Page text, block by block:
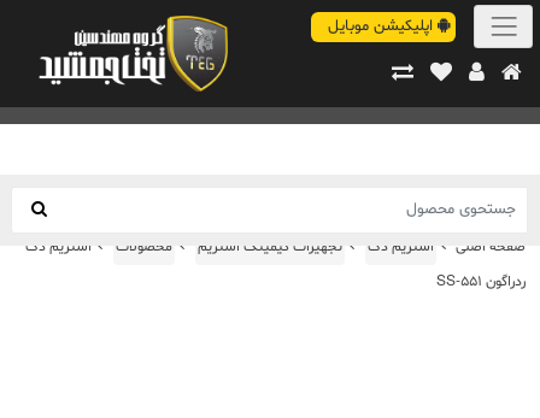
اپلیکیشن موبایل
صفحه اصلی محصولات تجهیزات گیمینگ استریم استریم دک
استریم دک
ردراگون SS-551